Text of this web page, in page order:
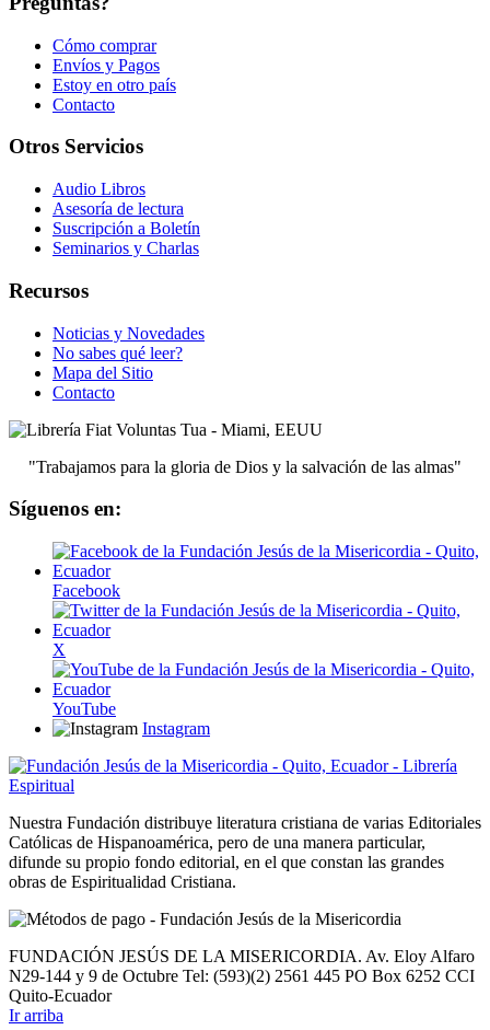
Cómo comprar
Envíos y Pagos
Estoy en otro país
Contacto
Otros Servicios
Audio Libros
Asesoría de lectura
Suscripción a Boletín
Seminarios y Charlas
Recursos
Noticias y Novedades
No sabes qué leer?
Mapa del Sitio
Contacto
"Trabajamos para la gloria de Dios y la salvación de las almas"
Síguenos en:
Facebook
X
YouTube
Instagram
Nuestra Fundación distribuye literatura cristiana de varias Editoriales
Católicas de Hispanoamérica, pero de una manera particular,
difunde su propio fondo editorial, en el que constan las grandes
obras de Espiritualidad Cristiana.
FUNDACIÓN JESÚS DE LA MISERICORDIA. Av. Eloy Alfaro
N29-144 y 9 de Octubre Tel: (593)(2) 2561 445 PO Box 6252 CCI
Quito-Ecuador
Ir arriba